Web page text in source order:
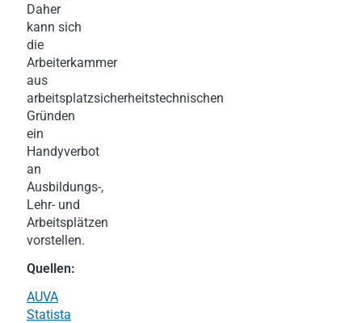
Daher
kann sich
die
Arbeiterkammer
aus
arbeitsplatzsicherheitstechnischen
Gründen
ein
Handyverbot
an
Ausbildungs-,
Lehr- und
Arbeitsplätzen
vorstellen.
Quellen:
AUVA
Statista